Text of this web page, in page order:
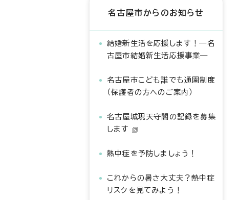
名古屋市からのお知らせ
結婚新生活を応援します！―名
古屋市結婚新生活応援事業―
名古屋市こども誰でも通園制度
（保護者の方へのご案内）
名古屋城現天守閣の記録を募集
します
熱中症を予防しましょう！
これからの暑さ大丈夫？熱中症
リスクを見てみよう！